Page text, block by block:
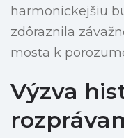
harmonickejšiu
zdôraznila
mosta k
Výzva